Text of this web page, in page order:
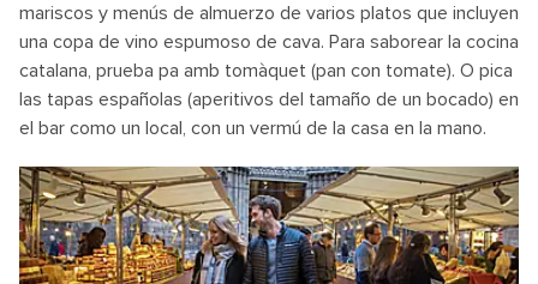
mariscos y menús de almuerzo de varios platos que incluyen
una copa de vino espumoso de cava. Para saborear la cocina
catalana, prueba pa amb tomàquet (pan con tomate). O pica
las tapas españolas (aperitivos del tamaño de un bocado) en
el bar como un local, con un vermú de la casa en la mano.